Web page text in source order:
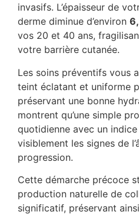
invasifs. L’épaisseur de
derme diminue d’environ
vos 20 et 40 ans,
votre barrière cutanée.
Les soins préventifs vous
teint éclatant et uniforme
préservant une bonne
montrent qu’une simple
quotidienne avec un
visiblement les signes de
progression.
Cette démarche précoce
production naturelle de
significatif, préservant